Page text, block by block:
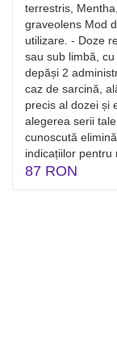
terrestris,
graveolens Mod
utilizare. - Doze
sau sub limbă,
depăși 2
caz de sarcină,
precis al dozei și
alegerea serii
cunoscută
indicațiilor pentru
87 RON